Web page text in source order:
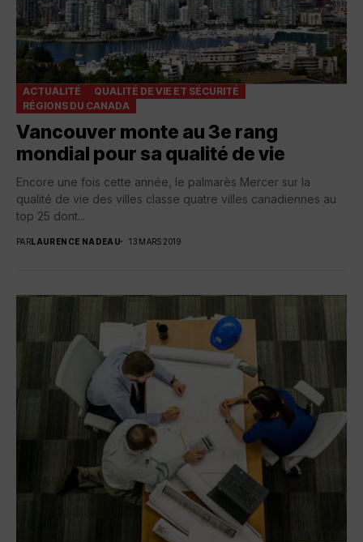
ACTUALITÉ
QUALITÉ DE VIE ET SÉCURITÉ
RÉGIONS DU CANADA
Vancouver monte au 3e rang
mondial pour sa qualité de vie
Encore une fois cette année, le palmarès Mercer sur la
qualité de vie des villes classe quatre villes canadiennes au
top 25 dont...
PARLAURENCE NADEAU 13 MARS 2019